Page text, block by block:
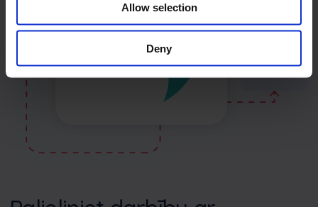
Allow selection
Deny